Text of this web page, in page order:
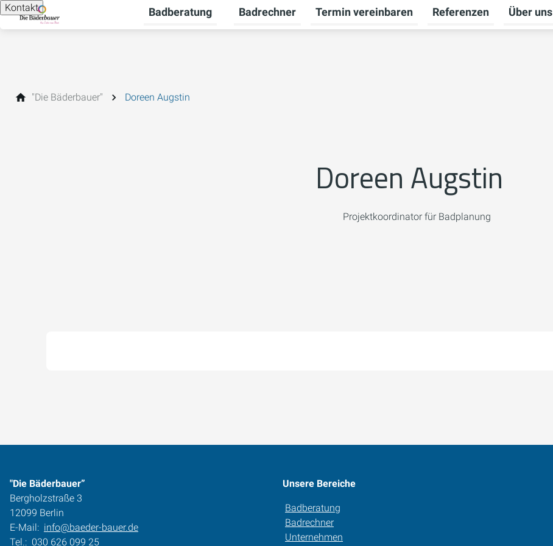
Kontakt Badberatung
Untermenü für Badberatung umschalten
Badrechner Termin vereinbaren Referenzen Über uns
"Die Bäderbauer" Doreen Augstin
Doreen Augstin
Projektkoordinator für Badplanung
"Die Bäderbauer”
Bergholzstraße 3
12099 Berlin
E-Mail: info@baeder-bauer.de
Tel.: 030 626 099 25
Unsere Bereiche
Badberatung
Badrechner
Unternehmen